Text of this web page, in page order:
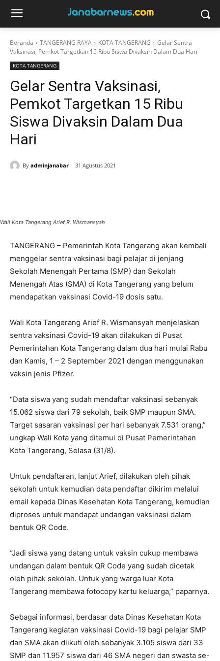
Beranda TANGERANG RAYA KOTA TANGERANG
Gelar Sentra
Vaksinasi, Pemkot Targetkan 15 Ribu Siswa Divaksin Dalam Dua Hari
KOTA TANGERANG
Gelar Sentra Vaksinasi,
Pemkot Targetkan 15 Ribu
Siswa Divaksin Dalam Dua
Hari
By adminjanabar 31 Agustus 2021
Wali Kota Tangerang Arief R. Wismansyah
TANGERANG – Pemerintah Kota Tangerang akan kembali
menggelar sentra vaksinasi bagi pelajar di jenjang
Sekolah Menengah Pertama (SMP) dan Sekolah
Menengah Atas (SMA) di Kota Tangerang yang belum
mendapatkan vaksinasi Covid-19 dosis satu.
Wali Kota Tangerang Arief R. Wismansyah menjelaskan
sentra vaksinasi Covid-19 akan dilakukan di Pusat
Pemerintahan Kota Tangerang dalam dua hari mulai Rabu
dan Kamis, 1 – 2 September 2021 dengan menggunakan
vaksin jenis Pfizer.
“Data siswa yang sudah mendaftar vaksinasi sebanyak
15.062 siswa dari 79 sekolah, baik SMP maupun SMA.
Target sasaran vaksinasi per hari sebanyak 7.531 orang,”
ungkap Wali Kota yang ditemui di Pusat Pemerintahan
Kota Tangerang, Selasa (31/8).
Untuk pendaftaran, lanjut Arief, dilakukan oleh pihak
sekolah untuk kemudian data pendaftar dikirim melalui
email kepada Dinas Kesehatan Kota Tangerang, kemudian
diproses untuk mendapat undangan vaksinasi dalam
bentuk QR Code.
“Jadi siswa yang datang untuk vaksin cukup membawa
undangan dalam bentuk QR Code yang sudah dicetak
oleh pihak sekolah. Untuk yang warga luar Kota
Tangerang membawa fotocopy kartu keluarga,” paparnya.
Sebagai informasi, berdasar data Dinas Kesehatan Kota
Tangerang kegiatan vaksinasi Covid-19 bagi pelajar SMP
dan SMA akan diikuti oleh sebanyak 3.105 siswa dari 33
SMP dan 11.957 siswa dari 46 SMA negeri dan swasta se-